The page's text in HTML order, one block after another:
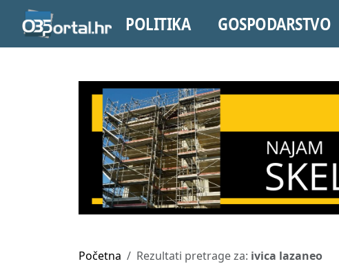
POLITIKA GOSPODARSTVO
Početna Rezultati pretrage za: ivica lazaneo